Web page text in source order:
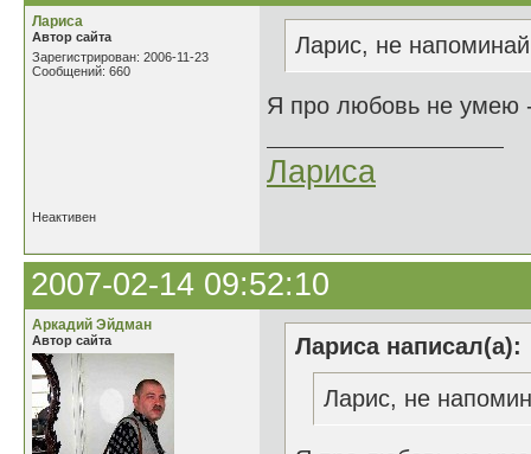
Лариса
Автор сайта
Зарегистрирован: 2006-11-23
Сообщений: 660
Ларис, не
Я про любовь не умею
Лариса
Неактивен
2007-02-14 09:52:10
Аркадий Эйдман
Автор сайта
Лариса написал(а):
Ларис, не